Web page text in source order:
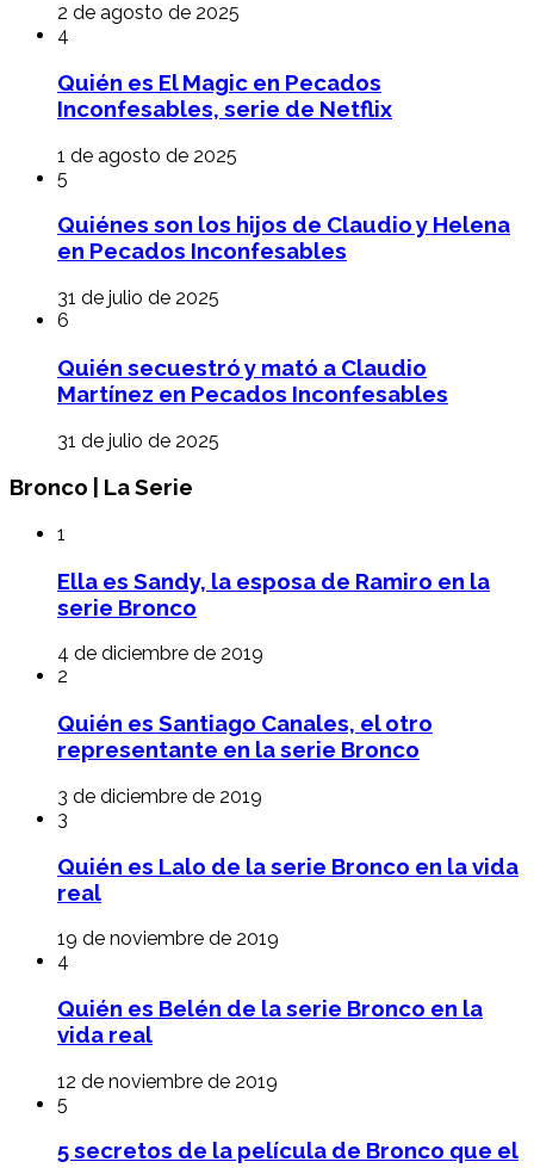
2 de agosto de 2025
4
Quién es El Magic en Pecados
Inconfesables, serie de Netflix
1 de agosto de 2025
5
Quiénes son los hijos de Claudio y Helena
en Pecados Inconfesables
31 de julio de 2025
6
Quién secuestró y mató a Claudio
Martínez en Pecados Inconfesables
31 de julio de 2025
Bronco | La Serie
1
Ella es Sandy, la esposa de Ramiro en la
serie Bronco
4 de diciembre de 2019
2
Quién es Santiago Canales, el otro
representante en la serie Bronco
3 de diciembre de 2019
3
Quién es Lalo de la serie Bronco en la vida
real
19 de noviembre de 2019
4
Quién es Belén de la serie Bronco en la
vida real
12 de noviembre de 2019
5
5 secretos de la película de Bronco que el